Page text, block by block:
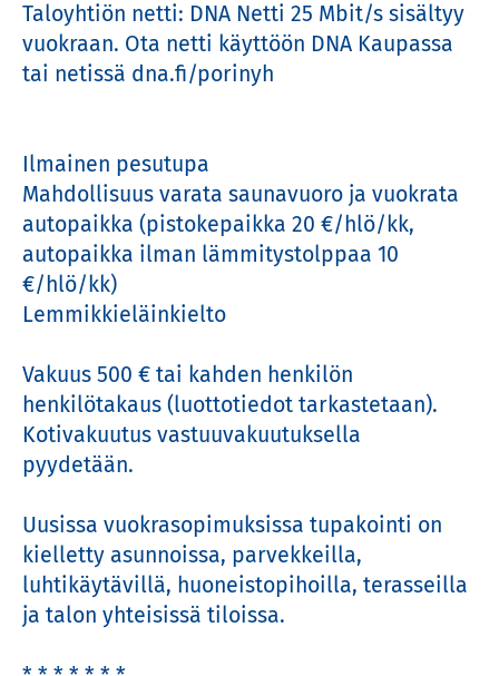
Taloyhtiön netti: DNA Netti 25 Mbit/s sisältyy
vuokraan. Ota netti käyttöön DNA Kaupassa
tai netissä dna.fi/porinyh
Ilmainen pesutupa
Mahdollisuus varata saunavuoro ja vuokrata
autopaikka (pistokepaikka 20 €/hlö/kk,
autopaikka ilman lämmitystolppaa 10
€/hlö/kk)
Lemmikkieläinkielto
Vakuus 500 € tai kahden henkilön
henkilötakaus (luottotiedot tarkastetaan).
Kotivakuutus vastuuvakuutuksella
pyydetään.
Uusissa vuokrasopimuksissa tupakointi on
kielletty asunnoissa, parvekkeilla,
luhtikäytävillä, huoneistopihoilla, terasseilla
ja talon yhteisissä tiloissa.